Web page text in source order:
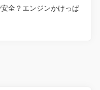
全？エンジンかけっぱ